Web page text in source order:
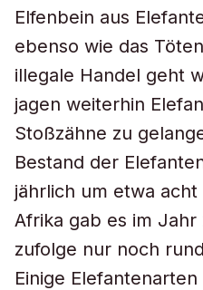
Elfenbein aus
ebenso wie das
illegale Handel geht
jagen weiterhin
Stoßzähne zu
Bestand der
jährlich um etwa
Afrika gab es im Jahr
zufolge nur noch
Einige